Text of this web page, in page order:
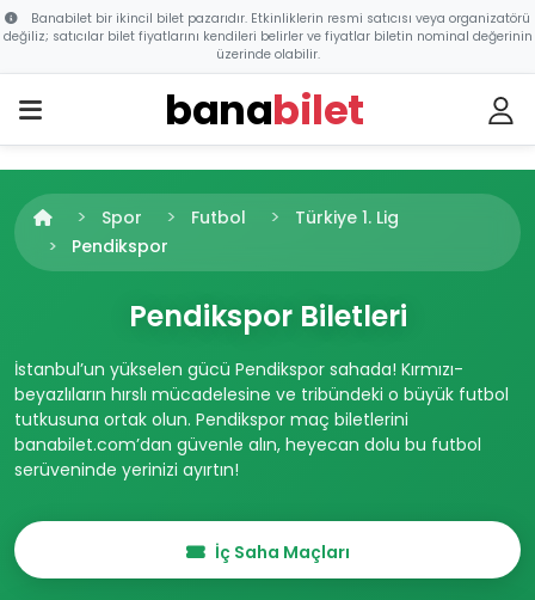
Banabilet bir ikincil bilet pazarıdır. Etkinliklerin resmi satıcısı veya organizatörü
değiliz; satıcılar bilet fiyatlarını kendileri belirler ve fiyatlar biletin nominal değerinin
üzerinde olabilir.
banabilet
Spor Futbol
Türkiye 1. Lig
Pendikspor
Pendikspor Biletleri
İstanbul’un yükselen gücü Pendikspor sahada! Kırmızı-
beyazlıların hırslı mücadelesine ve tribündeki o büyük futbol
tutkusuna ortak olun. Pendikspor maç biletlerini
banabilet.com’dan güvenle alın, heyecan dolu bu futbol
serüveninde yerinizi ayırtın!
İç Saha Maçları